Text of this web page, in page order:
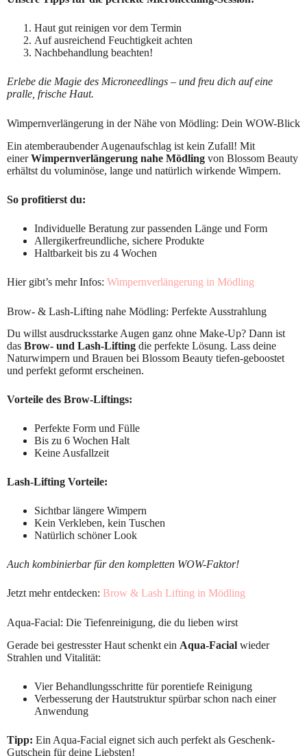
Haut gut reinigen vor dem Termin
Auf ausreichend Feuchtigkeit achten
Nachbehandlung beachten!
Erlebe die Magie des Microneedlings – und freu dich auf eine
pralle, frische Haut.
Wimpernverlängerung in der Nähe von Mödling: Dein WOW-Blick
Ein atemberaubender Augenaufschlag ist kein Zufall! Mit
einerWimpernverlängerung nahe Mödling von Blossom Beauty
erhältst du voluminöse, lange und natürlich wirkende Wimpern.
So profitierst du:
Individuelle Beratung zur passenden Länge und Form
Allergikerfreundliche, sichere Produkte
Haltbarkeit bis zu 4 Wochen
Hier gibt’s mehr Infos: Wimpernverlängerung in Mödling
Brow- & Lash-Lifting nahe Mödling: Perfekte Ausstrahlung
Du willst ausdrucksstarke Augen ganz ohne Make-Up? Dann ist
das Brow- und Lash-Lifting die perfekte Lösung. Lass deine
Naturwimpern und Brauen bei Blossom Beauty tiefen-geboostet
und perfekt geformt erscheinen.
Vorteile des Brow-Liftings:
Perfekte Form und Fülle
Bis zu 6 Wochen Halt
Keine Ausfallzeit
Lash-Lifting Vorteile:
Sichtbar längere Wimpern
Kein Verkleben, kein Tuschen
Natürlich schöner Look
Auch kombinierbar für den kompletten WOW-Faktor!
Jetzt mehr entdecken: Brow & Lash Lifting in Mödling
Aqua-Facial: Die Tiefenreinigung, die du lieben wirst
Gerade bei gestresster Haut schenkt ein Aqua-Facial wieder
Strahlen und Vitalität:
Vier Behandlungsschritte für porentiefe Reinigung
Verbesserung der Hautstruktur spürbar schon nach einer
Anwendung
Tipp: Ein Aqua-Facial eignet sich auch perfekt als Geschenk-
Gutschein für deine Liebsten!